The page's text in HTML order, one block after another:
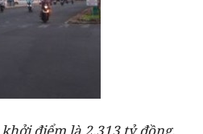
điểm là 2.313 tỷ đồng.